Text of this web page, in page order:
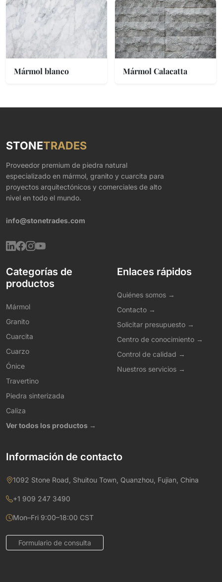
Mármol blanco Mármol Calacatta
STONETRADES
Proveedor premium de piedra natural
especializado en mármol, granito y cuarcita para
proyectos arquitectónicos y comerciales de alto
nivel en todo el mundo.
info@stonetrades.com
Categorías de
productos
Mármol
Granito
Cuarcita
Cuarzo
Ónice
Travertino
Piedra sinterizada
Caliza
Ver todos los productos →
Enlaces rápidos
Quiénes somos →
Contacto →
Solicitar presupuesto →
Centro de conocimiento →
Control de calidad →
Nuestros servicios →
Información de contacto
1092 Stone Road, Shuitou Town, Quanzhou, Fujian, China
+1 909 247 3490
Mon–Fri 9:00–18:00 CST
Formulario de consulta